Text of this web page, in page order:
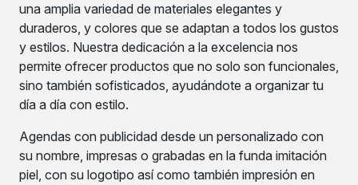
una amplia variedad de materiales elegantes y
duraderos, y colores que se adaptan a todos los gustos
y estilos. Nuestra dedicación a la excelencia nos
permite ofrecer productos que no solo son funcionales,
sino también sofisticados, ayudándote a organizar tu
día a día con estilo.
Agendas con publicidad desde un personalizado con
su nombre, impresas o grabadas en la funda imitación
piel, con su logotipo así como también impresión en